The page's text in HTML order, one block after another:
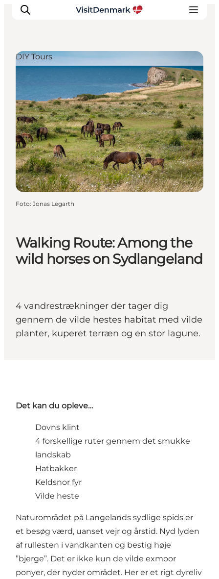
Ispirazioni
Dove andare
Cosa fare
Dove dormire
Pianifica il viaggio
Walking Route: Among the
wild horses on Sydlangeland
4 vandrestrækninger der tager dig
gennem de vilde hestes habitat med vilde
planter, kuperet terræn og en stor lagune.
DIY Tours
Foto: Jonas Legarth
Det kan du opleve…
Dovns klint
4 forskellige ruter gennem det smukke
landskab
Hatbakker
Keldsnor fyr
Vilde heste
Naturområdet på Langelands sydlige spids er
et besøg værd, uanset vejr og årstid. Nyd lyden
af rullesten i vandkanten og bestig høje
”bjerge”. Det er ikke kun de vilde exmoor
ponyer, der nyder området. Her er et rigt dyreliv